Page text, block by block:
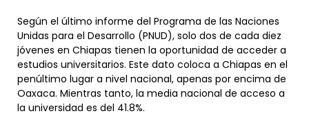
Según el último informe del Programa de las Naciones
Unidas para el Desarrollo (PNUD), solo dos de cada diez
jóvenes en Chiapas tienen la oportunidad de acceder a
estudios universitarios. Este dato coloca a Chiapas en el
penúltimo lugar a nivel nacional, apenas por encima de
Oaxaca. Mientras tanto, la media nacional de acceso a
la universidad es del 41.8%.